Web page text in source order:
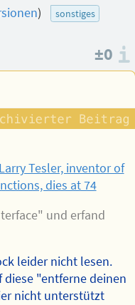
)
sonstiges
±0
Larry Tesler, inventor of
dies at 74
und erfand
leider nicht lesen.
diese "entferne deinen
nicht unterstützt